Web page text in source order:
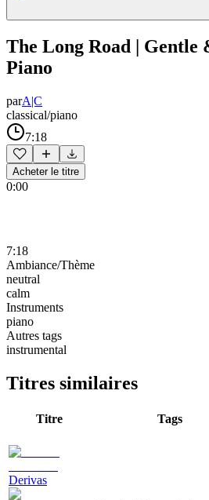
The Long Road | Gentle
Piano
parA|C
classical/piano
7:18
Acheter le titre
0:00
7:18
Ambiance/Thème
neutral
calm
Instruments
piano
Autres tags
instrumental
Titres similaires
Titre Tags
Derivas